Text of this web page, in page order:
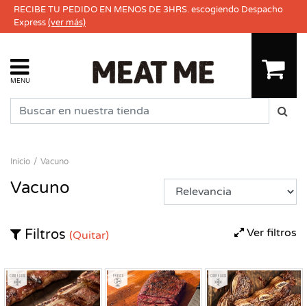
RECIBE TU PEDIDO EN MENOS DE 3HRS. escogiendo Despacho
Express(ver más)
MENU
Inicio Vacuno
Vacuno
Ver filtros
Filtros (Quitar)
Congelado Fresco Congelado